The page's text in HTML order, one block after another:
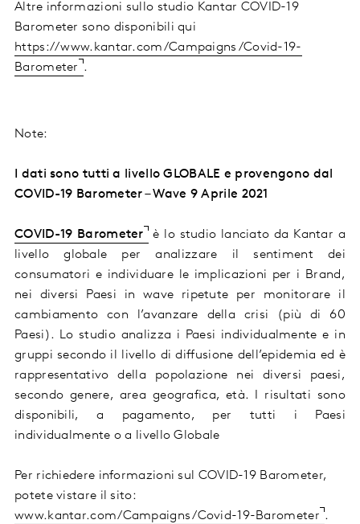
Altre informazioni sullo studio Kantar COVID-19
Barometer sono disponibili qui
https://www.kantar.com/Campaigns/Covid-19-
Barometer .
Note:
I dati sono tutti a livello GLOBALE e provengono dal
COVID-19 Barometer – Wave 9 Aprile 2021
COVID-19 Barometer è lo studio lanciato da Kantar a
livello globale per analizzare il sentiment dei
consumatori e individuare le implicazioni per i Brand,
nei diversi Paesi in wave ripetute per monitorare il
cambiamento con l’avanzare della crisi (più di 60
Paesi). Lo studio analizza i Paesi individualmente e in
gruppi secondo il livello di diffusione dell’epidemia ed è
rappresentativo della popolazione nei diversi paesi,
secondo genere, area geografica, età. I risultati sono
disponibili, a pagamento, per tutti i Paesi
individualmente o a livello Globale
Per richiedere informazioni sul COVID-19 Barometer,
potete vistare il sito:
www.kantar.com/Campaigns/Covid-19-Barometer .